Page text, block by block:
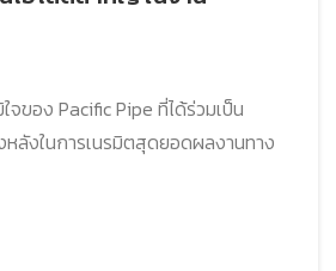
ของ Pacific Pipe ที่ได้ร่วมเป็น
ลังในการเนรมิตสุดยอดผลงานทาง